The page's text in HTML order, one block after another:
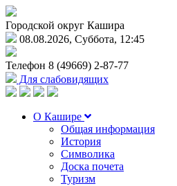
Городской округ Кашира
08.08.2026, Суббота, 12:45
Телефон 8 (49669) 2-87-77
Для слабовидящих
О Кашире
Общая информация
История
Символика
Доска почета
Туризм